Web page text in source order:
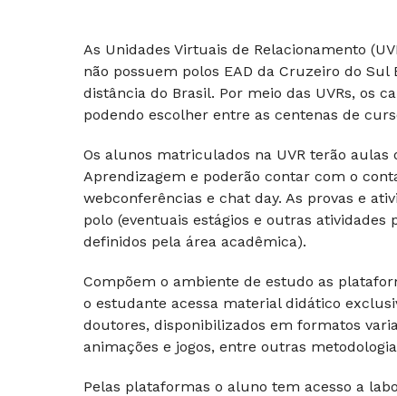
As Unidades Virtuais de Relacionamento
não possuem polos EAD da Cruzeiro do
distância do Brasil. Por meio das UVRs, os
podendo escolher entre as centenas de
Os alunos matriculados na UVR terão
Aprendizagem e poderão contar com o
webconferências e chat day. As provas e
polo (eventuais estágios e outras
definidos pela área acadêmica).
Compõem o ambiente de estudo as
o estudante acessa material didático
doutores, disponibilizados em formatos
animações e jogos, entre outras
Pelas plataformas o aluno tem acesso a